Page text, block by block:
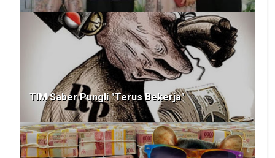
TIM Saber Pungli "Terus Bekerja"